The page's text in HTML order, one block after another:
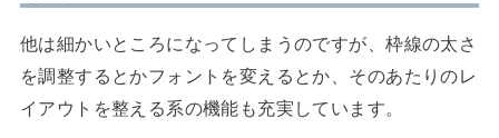
他は細かいところになってしまうのですが、枠線の太さ
を調整するとかフォントを変えるとか、そのあたりのレ
イアウトを整える系の機能も充実しています。